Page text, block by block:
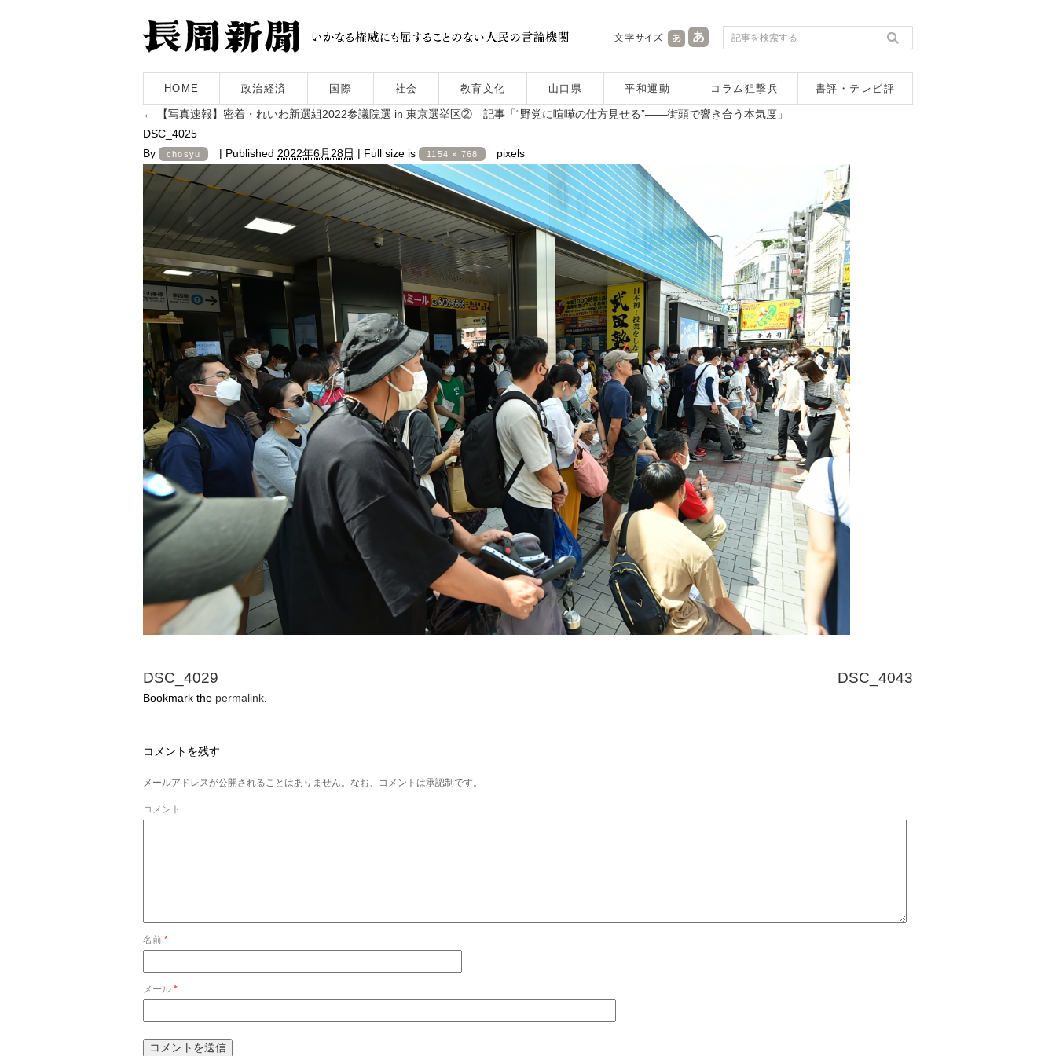
HOME 政治経済 国際 社会 教育文化 山口県 平和運動 コラム狙撃兵 書評・テレビ評
←
【写真速報】密着・れいわ新選組2022参議院選 in 東京選挙区② 記事「“野党に喧嘩の仕方見せる”――街頭で響き合う本気度」
DSC_4025
By
chosyu | Published 2022年6月28日 | Full size is 1154 × 768 pixels
DSC_4029 DSC_4043
Bookmark the permalink
コメントを残す
メールアドレスが公開されることはありません。なお、コメントは承認制です。
コメント
名前 *
メール *